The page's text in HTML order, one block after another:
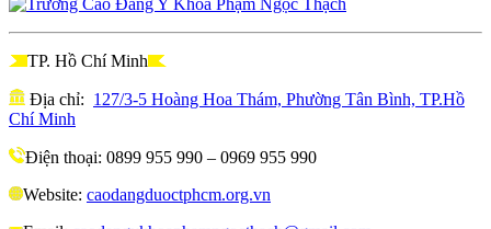
TP. Hồ Chí Minh
Địa chỉ: 127/3-5 Hoàng Hoa Thám, Phường Tân Bình, TP.Hồ
Chí Minh
Điện thoại: 0899 955 990 – 0969 955 990
Website: caodangduoctphcm.org.vn